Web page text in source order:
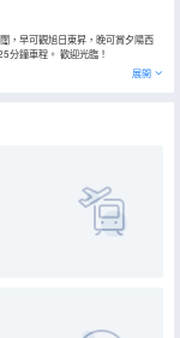
，早可觀旭日東昇，晚可賞夕陽西
分鐘車程。 歡迎光臨！
展開